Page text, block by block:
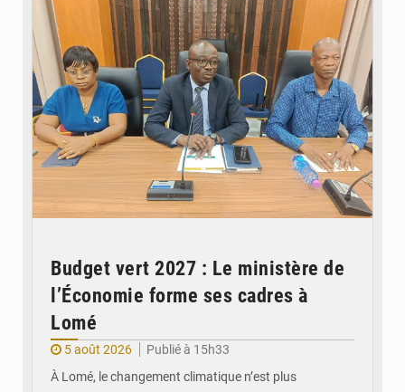
Budget vert 2027 : Le ministère de
l’Économie forme ses cadres à
Lomé
5 août 2026
Publié à 15h33
À Lomé, le changement climatique n’est plus